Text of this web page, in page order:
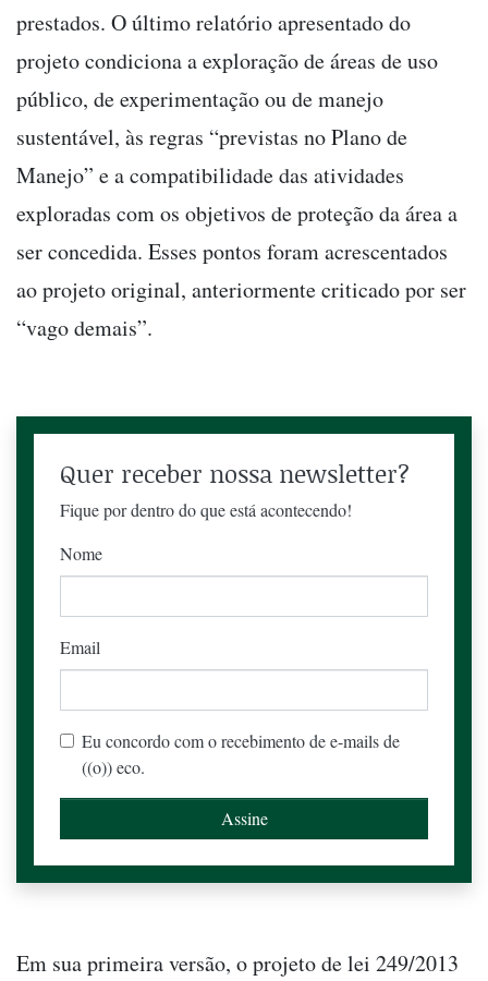
prestados. O último relatório apresentado do
projeto condiciona a exploração de áreas de uso
público, de experimentação ou de manejo
sustentável, às regras “previstas no Plano de
Manejo” e a compatibilidade das atividades
exploradas com os objetivos de proteção da área a
ser concedida. Esses pontos foram acrescentados
ao projeto original, anteriormente criticado por ser
“vago demais”.
Quer receber nossa newsletter?
Fique por dentro do que está acontecendo!
Nome
Email
Eu concordo com o recebimento de e-mails de
((o)) eco.
Em sua primeira versão, o projeto de lei 249/2013